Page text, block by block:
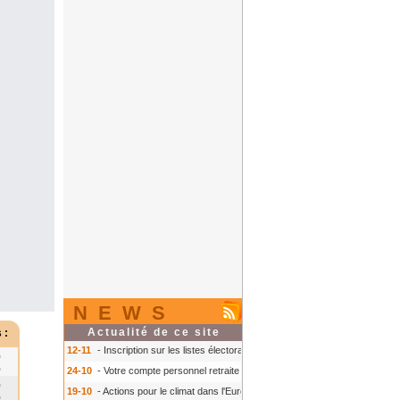
NEWS
Actualité de ce site
12-11 - Inscription sur les listes électorales : comment faire ?
24-10 - Votre compte personnel retraite sur info-retraite.fr
19-10 - Actions pour le climat dans l'Europe
: